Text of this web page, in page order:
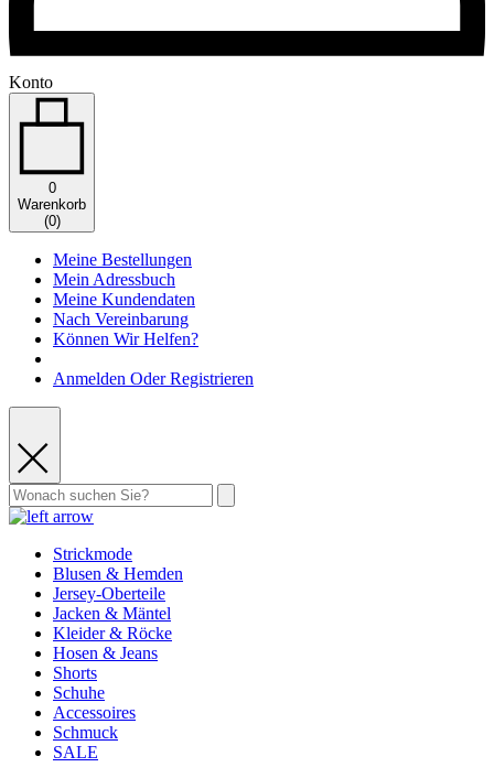
Konto
0
Warenkorb
(0)
Meine Bestellungen
Mein Adressbuch
Meine Kundendaten
Nach Vereinbarung
Können Wir Helfen?
Anmelden Oder Registrieren
Strickmode
Blusen & Hemden
Jersey-Oberteile
Jacken & Mäntel
Kleider & Röcke
Hosen & Jeans
Shorts
Schuhe
Accessoires
Schmuck
SALE